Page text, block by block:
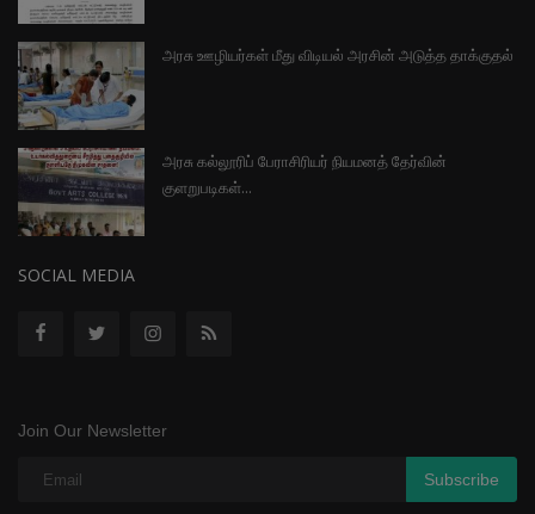
அரசு ஊழியர்கள் மீது விடியல் அரசின் அடுத்த தாக்குதல்
அரசு கல்லூரிப் பேராசிரியர் நியமனத் தேர்வின்
குளறுபடிகள்...
SOCIAL MEDIA
Join Our Newsletter
Subscribe